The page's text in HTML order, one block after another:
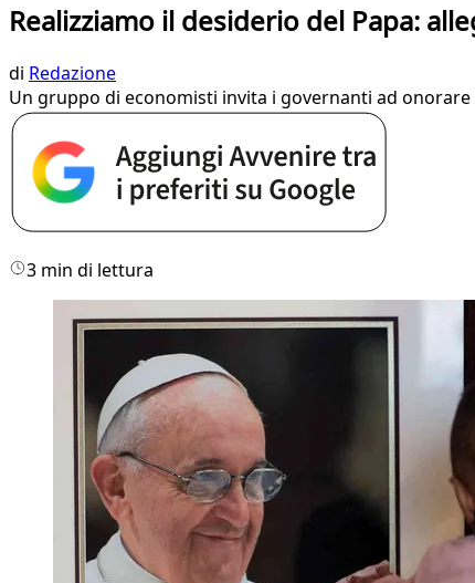
Realizziamo il desiderio del Papa:
di Redazione
Un gruppo di economisti invita i governanti ad
3 min di lettura